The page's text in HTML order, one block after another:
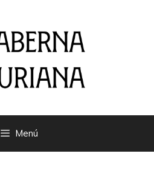
Menú